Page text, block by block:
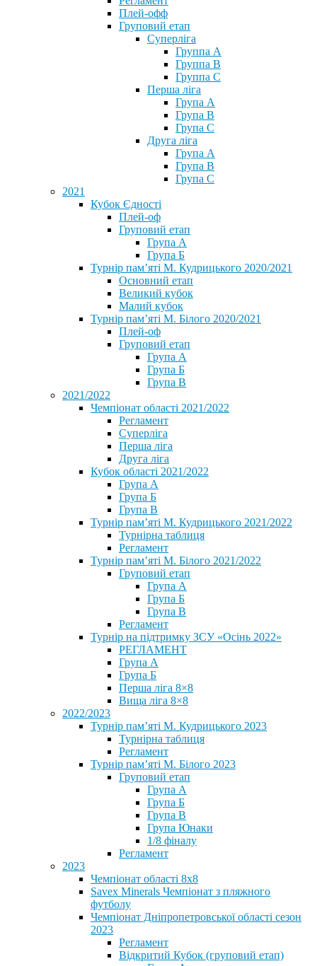
Плей-офф
Груповий етап
Суперліга
Группа A
Группа B
Группа C
Перша ліга
Група A
Група B
Група C
Друга ліга
Група A
Група B
Група C
2021
Кубок Єдності
Плей-оф
Груповий етап
Група А
Група Б
Турнір пам’яті М. Кудрицького 2020/2021
Основний етап
Великий кубок
Малий кубок
Турнір пам’яті М. Білого 2020/2021
Плей-оф
Груповий етап
Група А
Група Б
Група В
2021/2022
Чемпіонат області 2021/2022
Регламент
Суперліга
Перша ліга
Друга ліга
Кубок області 2021/2022
Група А
Група Б
Група В
Турнір пам’яті М. Кудрицького 2021/2022
Турнірна таблиця
Регламент
Турнір пам’яті М. Білого 2021/2022
Груповий етап
Група А
Група Б
Група В
Регламент
Турнір на підтримку ЗСУ «Осінь 2022»
РЕГЛАМЕНТ
Група А
Група Б
Перша ліга 8×8
Вища ліга 8×8
2022/2023
Турнір пам’яті М. Кудрицького 2023
Турнірна таблиця
Регламент
Турнір пам’яті М. Білого 2023
Груповий етап
Група А
Група Б
Група В
Група Юнаки
1/8 фіналу
Регламент
2023
Чемпіонат області 8х8
Savex Minerals Чемпіонат з пляжного
футболу
Чемпіонат Дніпропетровської області сезон
2023
Регламент
Відкритий Кубок (груповий етап)